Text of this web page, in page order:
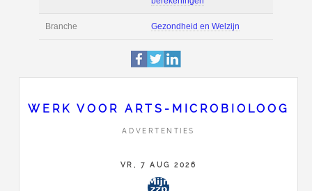
Tarief € 150 per uur ex
Boekhoudsoftware
WERK VOOR ARTS-MICROBIOLOOG
ADVERTENTIES
VR, 7 AUG 2026